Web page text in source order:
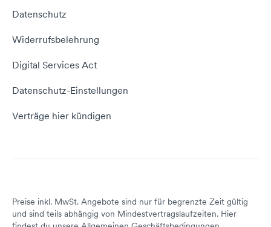
Domain umziehen
E-Mail-Domain
Server Hosting
Kontakt aufnehmen
Empfehlungsprogramm
Domain Reseller
Status dogado.de
Datenschutz
Widerrufsbelehrung
Digital Services Act
Datenschutz-Einstellungen
Verträge hier kündigen
Preise inkl. MwSt. Angebote sind nur für begrenzte Zeit gültig
und sind teils abhängig von Mindestvertragslaufzeiten. Hier